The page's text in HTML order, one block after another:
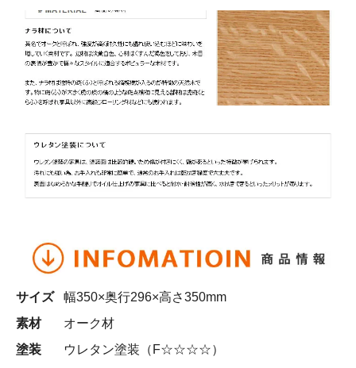
サイズ
幅350×奥行296×高さ350mm
素材
オーク材
塗装
ウレタン塗装（F☆☆☆☆）